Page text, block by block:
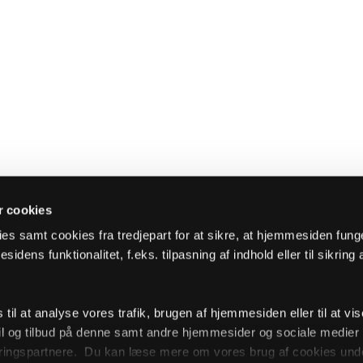
cookies
samt cookies fra tredjepart for at sikre, at hjemmesiden
funktionalitet, f.eks. tilpasning af indhold eller til sikring
til at analyse vores trafik, brugen af hjemmesiden eller til at
tilbud på denne samt andre hjemmesider og sociale medier
Du kan læse mere om vores brug af cookies